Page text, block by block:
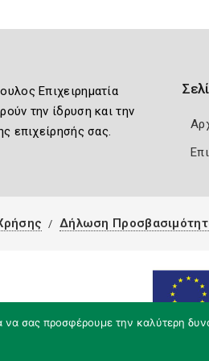
Επιχειρηματία
την ίδρυση και την
επιχείρησής σας.
Δήλωση
να σας προσφέρουμε την καλύτερη